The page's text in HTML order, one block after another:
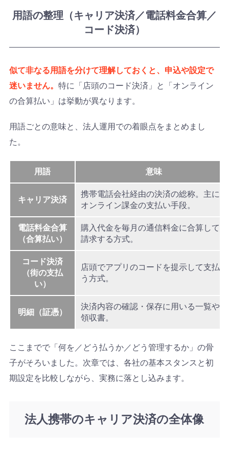
用語の整理（キャリア決済／電話料金合算／
コード決済）
似て非なる用語を分けて理解しておくと、申込や設定で
迷いません。 特に「店頭のコード決済」と「オンライン
の合算払い」は挙動が異なります。
用語ごとの意味と、法人運用での着眼点をまとめまし
た。
用語 意味
キャリア決済
携帯電話会社経由の決済の総称。主に
オンライン課金の支払い手段。
電話料金合算
（合算払い）
購入代金を毎月の通信料金に合算して
請求する方式。
コード決済
（街の支払
い）
店頭でアプリのコードを提示して支払
う方式。
明細（証憑）
決済内容の確認・保存に用いる一覧や
領収書。
ここまでで「何を／どう払うか／どう管理するか」の骨
子がそろいました。次章では、各社の基本スタンスと初
期設定を比較しながら、実務に落とし込みます。
法人携帯のキャリア決済の全体像